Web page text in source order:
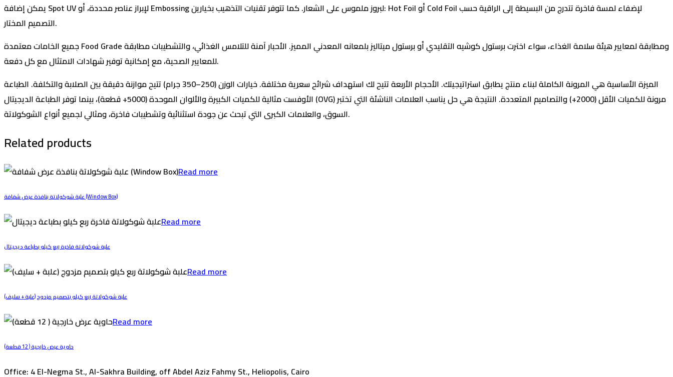
يمكن إضافة Spot UV لإبراز عناصر محددة، أو Embossing لبروز ملموس على الشعار. كما تتوفر تقنيات التذهيب بخيارين: Hot Foil أو Cold Foil لإضفاء لمسة فاخرة تتدرج من البسيطة إلى الراقية حسب
التصميم المختار.
جميع الخامات معتمدة Food Grade ومطابقة لمعايير هيئة سلامة الغذاء، سواء اخترت برستول كوشيه التقليدي أو برستول ميتاليز بلمعانه المعدني المميز. الأحبار آمنة للتلامس الغذائي، والتشطيبات مطابقة
للمعايير الصحية، مع إمكانية توفير شهادات الامتثال مع كل دفعة.
الميزة الأساسية هي المرونة الكاملة لبناء منتج يطابق استراتيجيتك. الأحجام الأربعة تتيح لك استهداف شرائح سعرية مختلفة. خيارات الوزن (250–350 جرام) تتيح موازنة دقيقة بين الصلابة والتكلفة. الطباعة
الأوفست مثالية للكميات الكبيرة والألوان الموحدة (5000+ قطعة)، بينما توفر الطباعة الديجيتال (OVG) مرونة للكميات الأقل (2000+) والتصاميم المتعددة. النتيجة هي حل يناسب العلامات الناشئة التي تختبر
السوق، والعلامات الكبرى التي تبحث عن جودة استثنائية وتشطيبات فاخرة، ومثالي لجميع أنواع الشوكولاتة.
Related products
Read more
علبة شوكولاتة بنافذة عرض شفافة (Window Box)
Read more
علبة شوكولاتة فاخرة ربع كيلو بطباعة ديجيتال
Read more
علبة شوكولاتة ربع كيلو بتصميم مزدوج (علبة + سليف)
Read more
حاوية عرض خارجية ( 12 قطعة)
Office: 4 El-Negma St., Al-Sakhra Building, off Abdel Aziz Fahmy St., Heliopolis, Cairo